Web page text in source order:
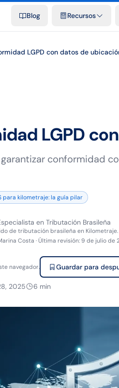
ciudadesPlantillas y hojas
Blog Recursos
LGPD con datos de
LGPD
conformidad
para kilometraje: la guía pilar
en Tributación Brasileña
de tributación brasileña en Kilometraje.
Costa ·Última revisión:9 de julio de
navegador. Guardar para
2025 6 min